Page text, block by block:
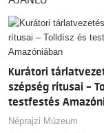
Kurátori
szépség rítusai –
testfestés
Néprajzi Múzeum